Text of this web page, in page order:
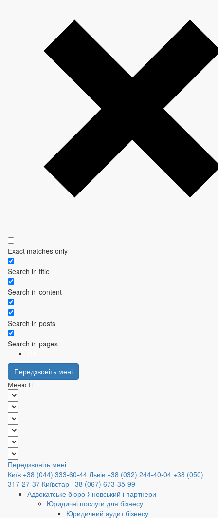
Exact matches only
Search in title
Search in content
Search in posts
Search in pages
Передзвоніть мені
Меню
Передзвоніть мені
Київ +38 (044) 333-60-44 Львів +38 (032) 244-40-04 +38 (050)
317-27-37 Київстар +38 (067) 673-35-99
Адвокатське бюро Яновський і партнери
Юридичні послуги для бізнесу
Юридичний аудит бізнесу